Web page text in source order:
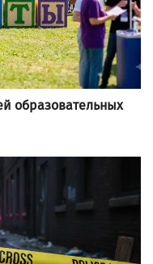
образовательных